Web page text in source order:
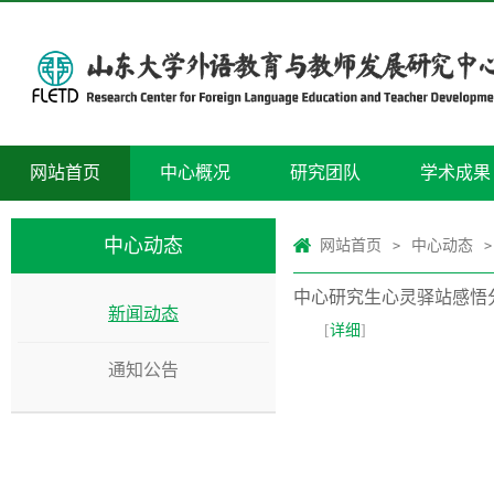
网站首页 中心概况 研究团队 学术成果
中心动态
新闻动态
通知公告
网站首页 > 中心动态 >
中心研究生心灵驿站感悟
[详细]